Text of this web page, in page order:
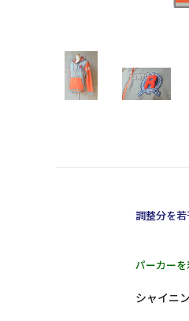
調整分を若
パーカー
シャイニ